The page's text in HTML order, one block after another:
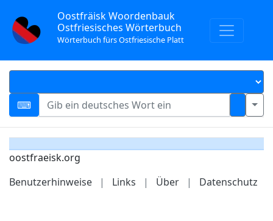
Oostfräisk Woordenbauk
Ostfriesisches Wörterbuch
Wörterbuch fürs Ostfriesische Platt
oostfraeisk.org
Benutzerhinweise
| Links | Über | Datenschutz